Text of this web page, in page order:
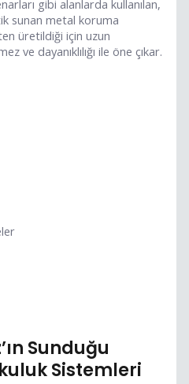
gibi alanlarda kullanılan,
sunan metal koruma
üretildiği için uzun
ve dayanıklılığı ile öne çıkar.
Sunduğu
Sistemleri